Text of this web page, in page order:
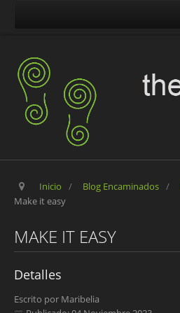
The Pilgrim Stone
Blog Encaminados
Carles
Maribelia en Movimiento
Inicio / Blog Encaminados /
Make it easy
MAKE IT EASY
Detalles
Escrito por Maribelia